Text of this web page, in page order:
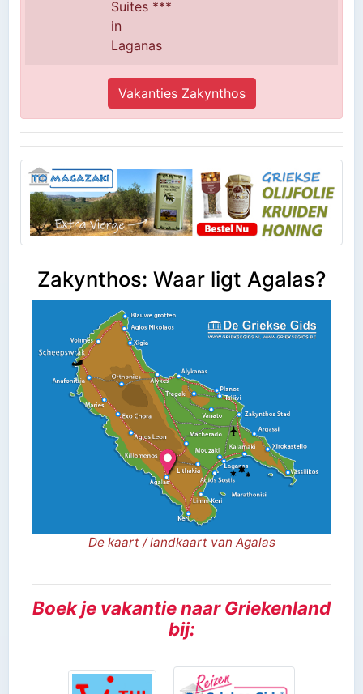
Suites ***
in
Laganas
Vakanties Zakynthos
Zakynthos: Waar ligt Agalas?
De kaart / landkaart van Agalas
Boek je vakantie naar Griekenland
bij: